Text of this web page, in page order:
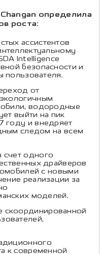
определила
роста:
ассистентов
Intelligence
безопасности и
пользователя.
от
водородные
выйти на пик
году и внедряет
следом на всем
счет одного
драйверов
с новыми
реализации за
моделей.
скоординированной
к современной